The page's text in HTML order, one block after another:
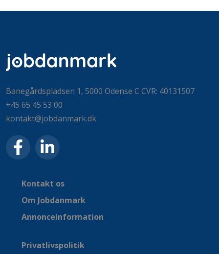
Banegårdspladsen 1, 5000 Odense C CVR: 40131507
+45 65 45 53 00
kontakt@jobdanmark.dk
Kontakt os
Om Jobdanmark
Annonceinformation
Privatlivspolitik